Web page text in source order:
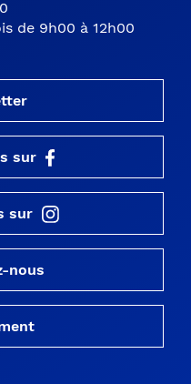
de 9h00 à 12h00
sur
sur
nous